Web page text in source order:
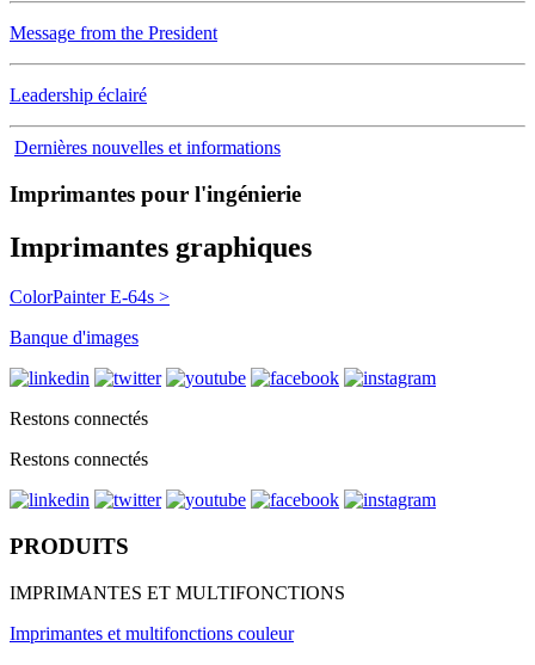
Message from the President
Leadership éclairé
Dernières nouvelles et informations
Imprimantes pour l'ingénierie
Imprimantes graphiques
ColorPainter E-64s >
Banque d'images
Restons connectés
Restons connectés
PRODUITS
IMPRIMANTES ET MULTIFONCTIONS
Imprimantes et multifonctions couleur